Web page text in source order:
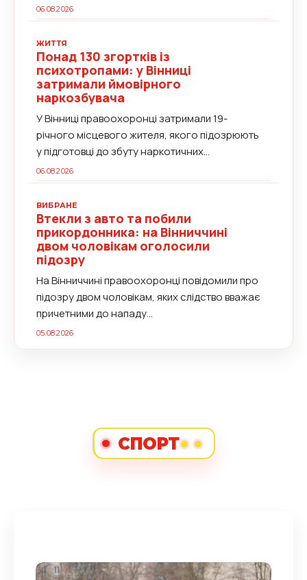
06.08.2026
ЖИТТЯ
Понад 130 згортків із
психотропами: у Вінниці
затримали ймовірного
наркозбувача
У Вінниці правоохоронці затримали 19-
річного місцевого жителя, якого підозрюють
у підготовці до збуту наркотичних...
06.08.2026
ВИБРАНЕ
Втекли з авто та побили
прикордонника: на Вінниччині
двом чоловікам оголосили
підозру
На Вінниччині правоохоронці повідомили про
підозру двом чоловікам, яких слідство вважає
причетними до нападу...
05.08.2026
СПОРТ